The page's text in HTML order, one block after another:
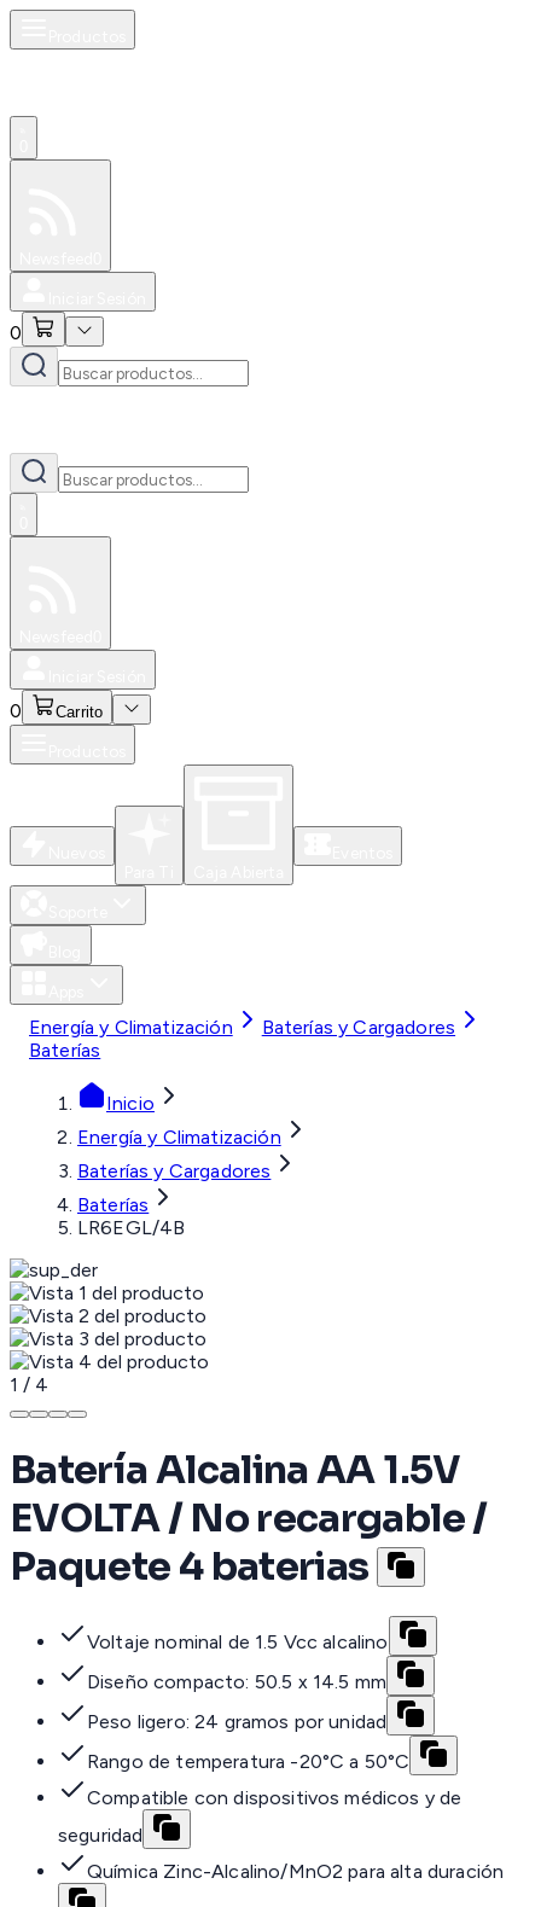
0
0 Carrito
Energía y Climatización
Baterías y Cargadores
Baterías
Inicio
Energía y Climatización
Baterías y Cargadores
Baterías
LR6EGL/4B
1 / 4
Batería Alcalina AA 1.5V
EVOLTA / No recargable /
Paquete 4 baterias
Voltaje nominal de 1.5 Vcc alcalino
Diseño compacto: 50.5 x 14.5 mm
Peso ligero: 24 gramos por unidad
Rango de temperatura -20°C a 50°C
Compatible con dispositivos médicos y de
seguridad
Química Zinc-Alcalino/MnO2 para alta duración